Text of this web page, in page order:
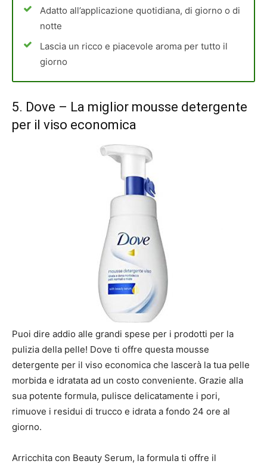
Adatto all’applicazione quotidiana, di giorno o di
notte
Lascia un ricco e piacevole aroma per tutto il
giorno
5. Dove – La miglior mousse detergente
per il viso economica
Puoi dire addio alle grandi spese per i prodotti per la
pulizia della pelle! Dove ti offre questa mousse
detergente per il viso economica che lascerà la tua pelle
morbida e idratata ad un costo conveniente. Grazie alla
sua potente formula, pulisce delicatamente i pori,
rimuove i residui di trucco e idrata a fondo 24 ore al
giorno.
Arricchita con Beauty Serum, la formula ti offre il